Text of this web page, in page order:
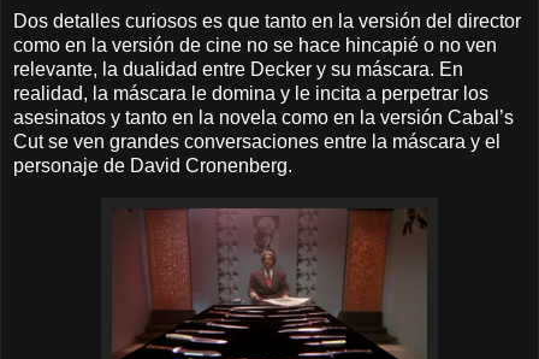
Dos detalles curiosos es que tanto en la versión del director
como en la versión de cine no se hace hincapié o no ven
relevante, la dualidad entre Decker y su máscara. En
realidad, la máscara le domina y le incita a perpetrar los
asesinatos y tanto en la novela como en la versión Cabal’s
Cut se ven grandes conversaciones entre la máscara y el
personaje de David Cronenberg.